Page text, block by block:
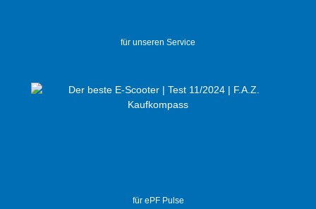
für unseren Service
für ePF Pulse